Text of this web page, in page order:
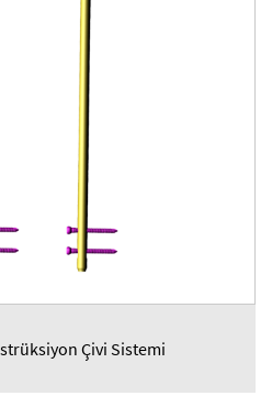
Çivi Sistemi